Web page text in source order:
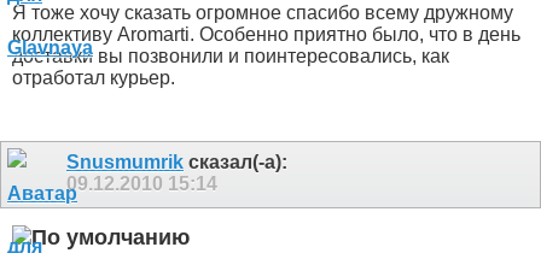
Я тоже хочу сказать огромное спасибо всему дружному
коллективу Aromarti. Особенно приятно было, что в день
доставки вы позвонили и поинтересовались, как
отработал курьер.
Snusmumrik сказал(-а):
09.12.2010 15:14